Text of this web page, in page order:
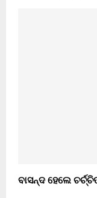
ବାସନ୍ଦ ହେଲେ